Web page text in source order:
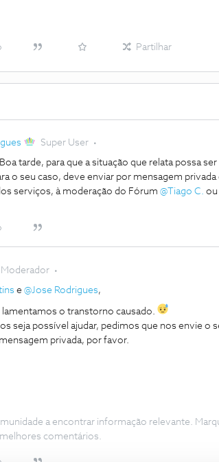
Partilhar
Super User
Boa tarde, para que a situação que relata possa
o seu caso, deve enviar por mensagem
serviços, à moderação do Fórum @Tiago C. ou
Moderador
e @Jose Rodrigues,
lamentamos o transtorno causado.
seja possível ajudar, pedimos que nos envie o
privada, por favor.
a encontrar informação relevante.
comentários.